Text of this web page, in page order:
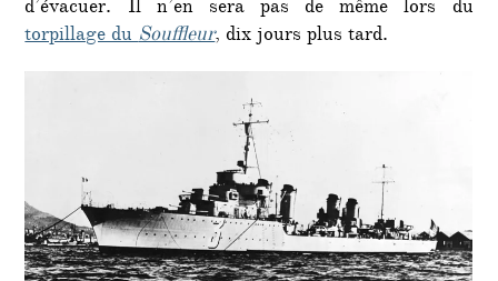
d’évacuer. Il n’en sera pas de même lors du
torpillage duSouffleur, dix jours plus tard.